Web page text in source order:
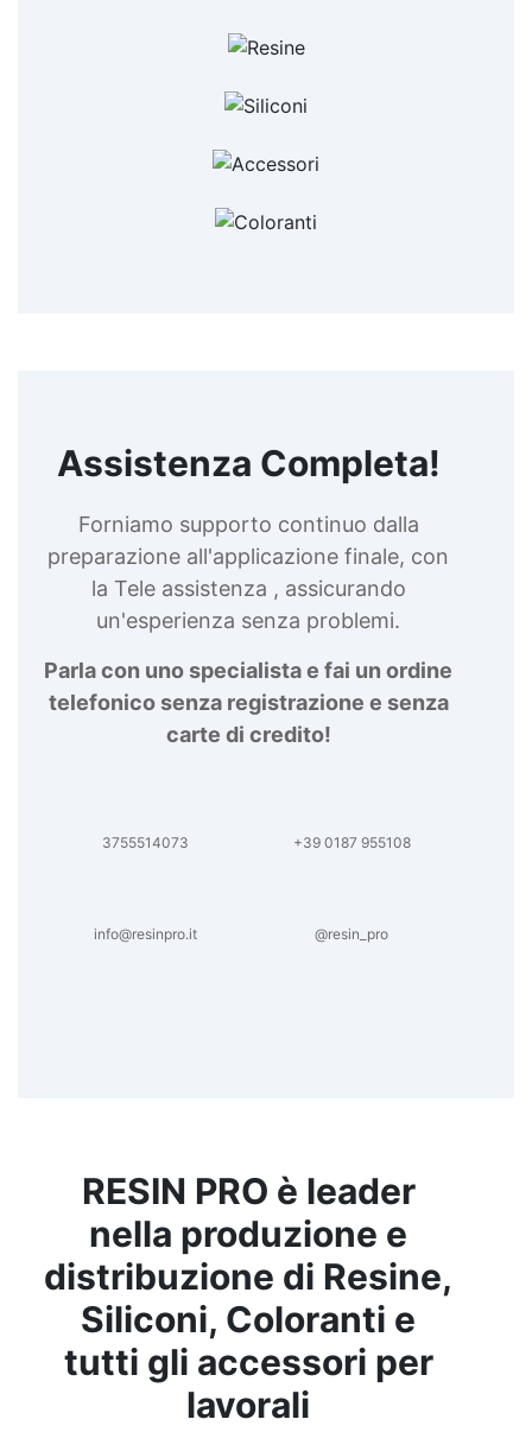
Assistenza Completa!
Forniamo supporto continuo dalla
preparazione all'applicazione finale, con
la Tele assistenza , assicurando
un'esperienza senza problemi.
Parla con uno specialista e fai un ordine
telefonico senza registrazione e senza
carte di credito!
3755514073 +39 0187 955108
info@resinpro.it @resin_pro
RESIN PRO è leader
nella produzione e
distribuzione di Resine,
Siliconi, Coloranti e
tutti gli accessori per
lavorali